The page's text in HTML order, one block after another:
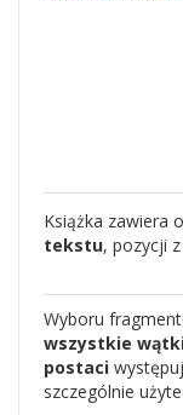
Książka zawiera
tekstu, pozycji
Wyboru
wszystkie
postaci
szczególnie